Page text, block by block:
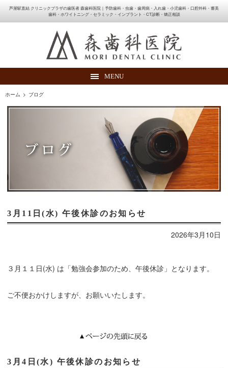
芦屋駅直結 クリニックプラザの歯医者 森歯科医院｜予防歯科・虫歯・歯周病・入れ歯・小児歯科・口腔外科・審美
歯科・ホワイトニング・セラミック・インプラント・CT診断・矯正相談
MENU
ホーム > ブログ
3月11日(水) 午後休診のお知らせ
2026年3月10日
３月１１日(水) は「勉強会参加のため、午後休診」となります。
ご不便おかけしますが、お願いいたします。
3月4日(水) 午後休診のお知らせ